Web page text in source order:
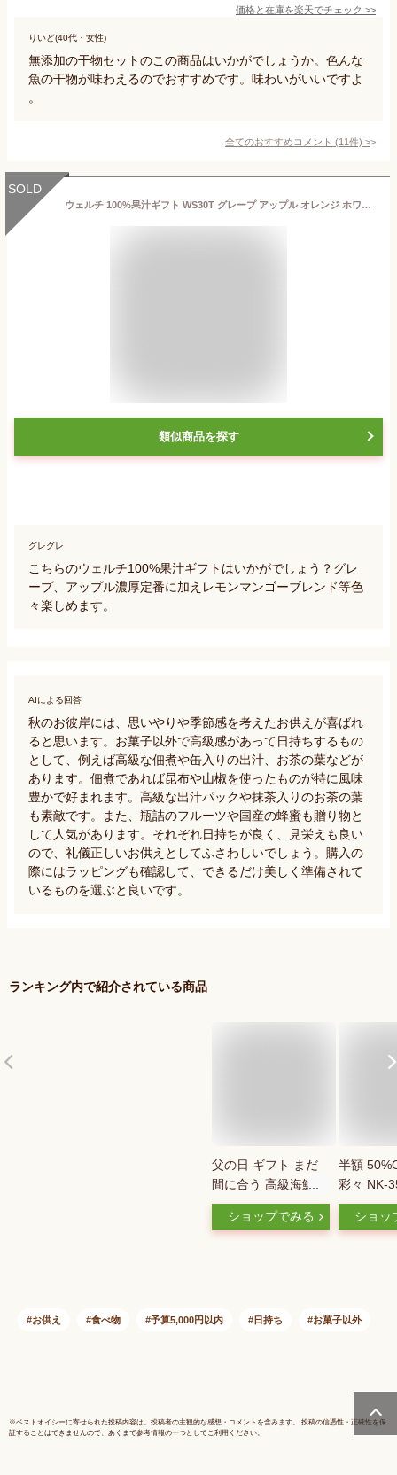
価格と在庫を楽天でチェック >>
りいど(40代・女性)
無添加の干物セットのこの商品はいかがでしょうか。色んな
魚の干物が味わえるのでおすすめです。味わいがいいですよ
。
全てのおすすめコメント (11件) >
SOLD
ウェルチ 100%果汁ギフト WS30T グレープ アップル オレンジ ホワイトグレープ＆レモン マンゴーブレンド 22本 ジュース 100%ジュース 詰合せ アソート
類似商品を探す
グレグレ
こちらのウェルチ100%果汁ギフトはいかがでしょう？グレ
ープ、アップル濃厚定番に加えレモンマンゴーブレンド等色
々楽しめます。
AIによる回答
秋のお彼岸には、思いやりや季節感を考えたお供えが喜ばれ
ると思います。お菓子以外で高級感があって日持ちするもの
として、例えば高級な佃煮や缶入りの出汁、お茶の葉などが
あります。佃煮であれば昆布や山椒を使ったものが特に風味
豊かで好まれます。高級な出汁パックや抹茶入りのお茶の葉
も素敵です。また、瓶詰のフルーツや国産の蜂蜜も贈り物と
して人気があります。それぞれ日持ちが良く、見栄えも良い
ので、礼儀正しいお供えとしてふさわしいでしょう。購入の
際にはラッピングも確認して、できるだけ美しく準備されて
いるものを選ぶと良いです。
ランキング内で紹介されている商品
父の日 ギフト まだ
間に合う 高級海鮮お
茶漬けセット 金目
鯛、うなぎ、まぐ
返し 鰻 結婚 母 父 男
法事 常温 花
ショップでみる
半額
彩々 NK-
敬老の日
祝い 出
事 ギフト
ショッ
お供え 食べ物 予算5,000円以内 日持ち お菓子以外
※ベストオイシーに寄せられた投稿内容は、投稿者の主観的な感想・コメントを含みます。 投稿の信憑性・正確性を保
証することはできませんので、あくまで参考情報の一つとしてご利用ください。